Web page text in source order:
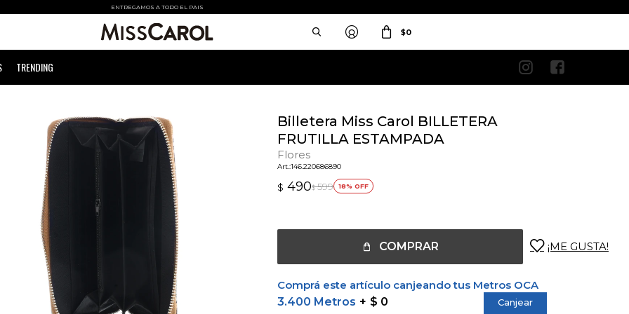
ENTREGAMOS A TODO EL PAIS
TRENDING
$0
 
Billetera Miss Carol BILLETERA
FRUTILLA ESTAMPADA
Flores
146.220686890
$ 490$ 599 18
COMPRAR
Comprá este artículo canjeando tus Metros OCA
3.400 Metros
$ 0 Canjear